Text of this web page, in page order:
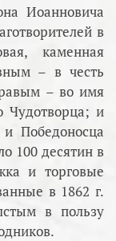
Иоанновича
в
каменная
– в честь
– во имя
Чудотворца; и
Победоносца
100 десятин в
и торговые
в 1862 г.
в пользу